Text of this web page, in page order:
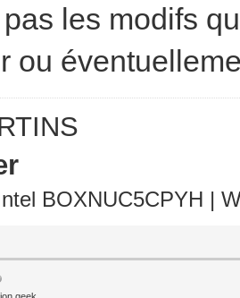
les modifs
ou
BOXNUC5CPYH |